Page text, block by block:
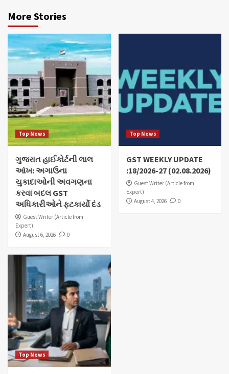
More Stories
Top News
ગુજરાત હાઈકોર્ટની લાલ
આંખ: અગાઉના
ચુકાદાઓની અવગણના
કરવા બદલ GST
અધિકારીઓને ફટકાર્યો દંડ
Guest Writer (Article from
Expert)
August 6, 2026
0
Top News
GST WEEKLY UPDATE
:18/2026-27 (02.08.2026)
Guest Writer (Article from
Expert)
August 4, 2026
0
Top News